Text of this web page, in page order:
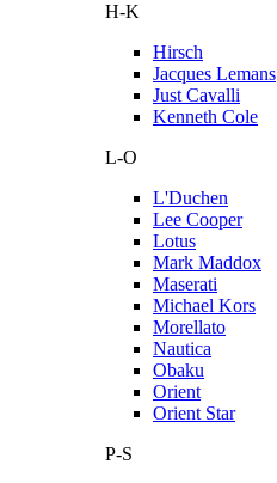
H-K
Hirsch
Jacques Lemans
Just Cavalli
Kenneth Cole
L-O
L'Duchen
Lee Cooper
Lotus
Mark Maddox
Maserati
Michael Kors
Morellato
Nautica
Obaku
Orient
Orient Star
P-S